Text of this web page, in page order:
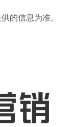
的信息为准。